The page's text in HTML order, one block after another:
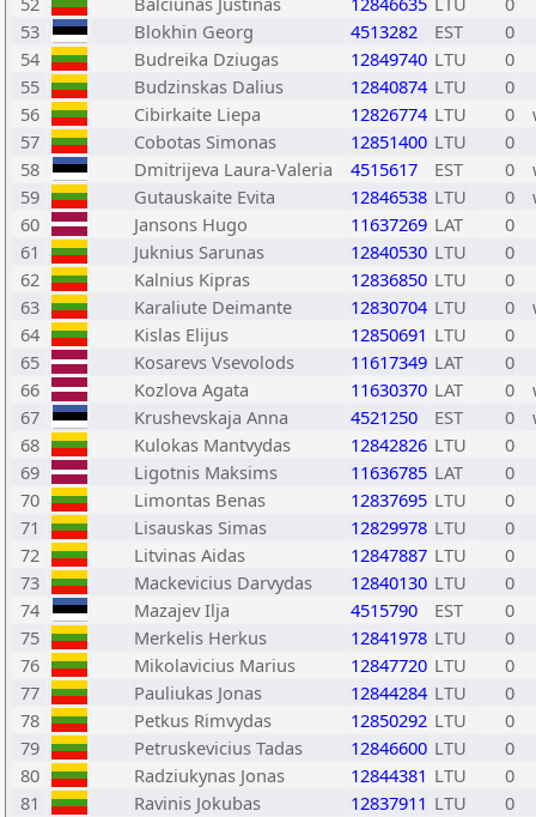
53
Blokhin Georg 4513282 EST
0
54
Budreika Dziugas 12849740 LTU
0
55
Budzinskas Dalius 12840874 LTU
0
56
Cibirkaite Liepa 12826774 LTU 0
57
Cobotas Simonas 12851400 LTU
0
58
Dmitrijeva Laura-Valeria 4515617 EST 0
59
Gutauskaite Evita 12846538 LTU 0
60
Jansons Hugo 11637269 LAT
0
61
Juknius Sarunas 12840530 LTU
0
62
Kalnius Kipras 12836850 LTU
0
63
Karaliute Deimante 12830704 LTU 0
64
Kislas Elijus 12850691 LTU
0
65
Kosarevs Vsevolods 11617349 LAT
0
66
Kozlova Agata 11630370 LAT 0
67
Krushevskaja Anna 4521250 EST 0
68
Kulokas Mantvydas 12842826 LTU
0
69
Ligotnis Maksims 11636785 LAT
0
70
Limontas Benas 12837695 LTU
0
71
Lisauskas Simas 12829978 LTU
0
72
Litvinas Aidas 12847887 LTU
0
73
Mackevicius Darvydas 12840130 LTU
0
74
Mazajev Ilja 4515790 EST
0
75
Merkelis Herkus 12841978 LTU
0
76
Mikolavicius Marius 12847720 LTU
0
77
Pauliukas Jonas 12844284 LTU
0
78
Petkus Rimvydas 12850292 LTU
0
79
Petruskevicius Tadas 12846600 LTU
0
80
Radziukynas Jonas 12844381 LTU
0
81
Ravinis Jokubas 12837911 LTU
0